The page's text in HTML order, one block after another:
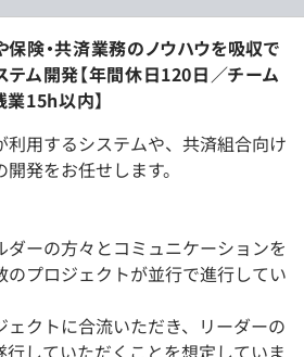
険・共済業務のノウハウを吸収で
ム開発【年間休日120日／チーム
15h以内】
利用するシステムや、共済組合向け
発をお任せします。
ーの方々とコミュニケーションを
プロジェクトが並行で進行してい
クトに合流いただき、リーダーの